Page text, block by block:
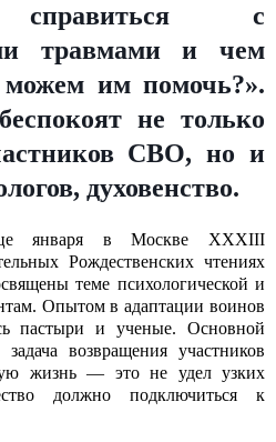
с
травмами и чем
им помочь?».
не только
СВО, но и
духовенство.
января в Москве XXXIII
Рождественских чтениях
теме психологической и
Опытом в адаптации воинов
пастыри и ученые. Основной
возвращения участников
жизнь — это не удел узких
должно подключиться к